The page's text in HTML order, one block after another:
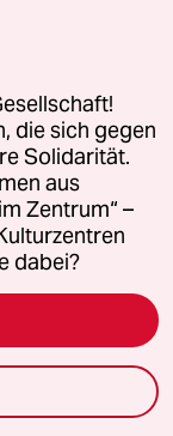
Habeck
sondern
zur Hand
plötzlich ein
geht das. Wie
zu nehmen
im Monat
das bei jedem
ein
die sich gegen
Solidarität.
aus
Zentrum“ –
dabei?